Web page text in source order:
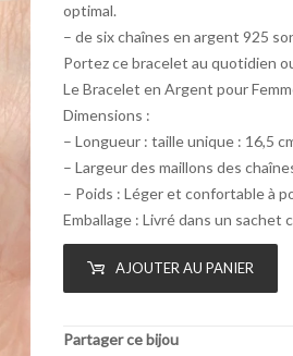
optimal.
– de six chaînes en argent 925
Portez ce bracelet au quotidien
Le Bracelet en Argent pour
Dimensions :
– Longueur : taille unique : 16,5
– Largeur des maillons des
– Poids : Léger et confortable à
Emballage : Livré dans un sachet
AJOUTER AU PANIER
Partager ce bijou